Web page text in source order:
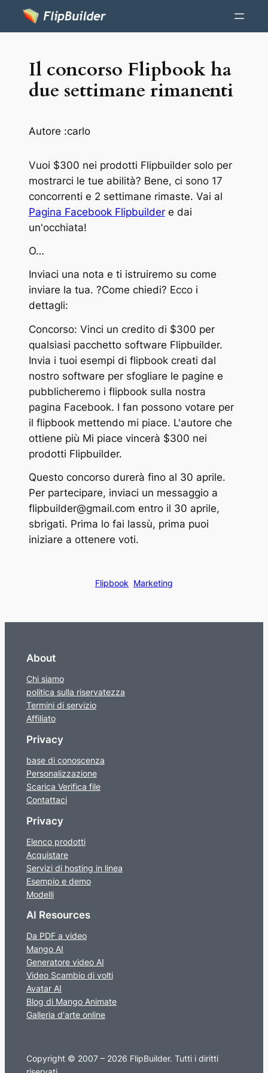
Il concorso Flipbook ha
due settimane rimanenti
Autore :carlo
Vuoi $300 nei prodotti Flipbuilder solo per
mostrarci le tue abilità? Bene, ci sono 17
concorrenti e 2 settimane rimaste. Vai al
Pagina Facebook Flipbuildere dai
un'occhiata!
O…
Inviaci una nota e ti istruiremo su come
inviare la tua. ?Come chiedi? Ecco i
dettagli:
Concorso: Vinci un credito di $300 per
qualsiasi pacchetto software Flipbuilder.
Invia i tuoi esempi di flipbook creati dal
nostro software per sfogliare le pagine e
pubblicheremo i flipbook sulla nostra
pagina Facebook. I fan possono votare per
il flipbook mettendo mi piace. L'autore che
ottiene più Mi piace vincerà $300 nei
prodotti Flipbuilder.
Questo concorso durerà fino al 30 aprile.
Per partecipare, inviaci un messaggio a
flipbuilder@gmail.com entro il 30 aprile,
sbrigati. Prima lo fai lassù, prima puoi
iniziare a ottenere voti.
Flipbook Marketing
About
Chi siamo
politica sulla riservatezza
Termini di servizio
Affiliato
Privacy
base di conoscenza
Personalizzazione
Scarica Verifica file
Contattaci
Privacy
Elenco prodotti
Acquistare
Servizi di hosting in linea
Esempio e demo
Modelli
AI Resources
Da PDF a video
Mango AI
Generatore video AI
Video Scambio di volti
Avatar AI
Blog di Mango Animate
Galleria d'arte online
Copyright © 2007 – 2026 FlipBuilder. Tutti i diritti